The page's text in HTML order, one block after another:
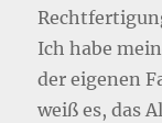
Ich habe
der eigenen
weiß es, das